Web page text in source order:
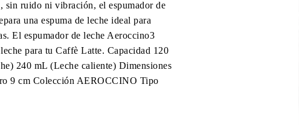
sin ruido ni vibración, el espumador de
una espuma de leche ideal para
El espumador de leche Aeroccino3
para tu Caffè Latte. Capacidad 120
240 mL (Leche caliente) Dimensiones
9 cm Colección AEROCCINO Tipo